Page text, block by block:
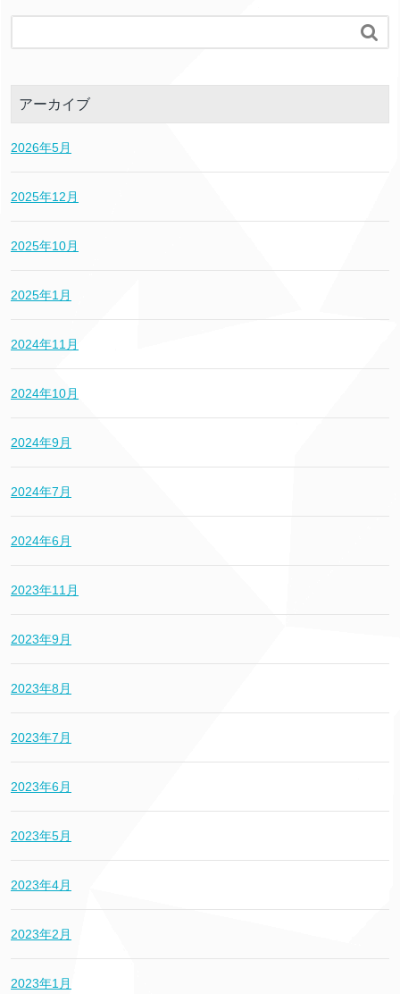

アーカイブ
2026年5月
2025年12月
2025年10月
2025年1月
2024年11月
2024年10月
2024年9月
2024年7月
2024年6月
2023年11月
2023年9月
2023年8月
2023年7月
2023年6月
2023年5月
2023年4月
2023年2月
2023年1月